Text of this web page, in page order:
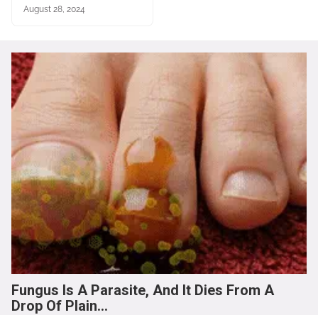
August 28, 2024
Fungus Is A Parasite, And It Dies From A
Drop Of Plain...